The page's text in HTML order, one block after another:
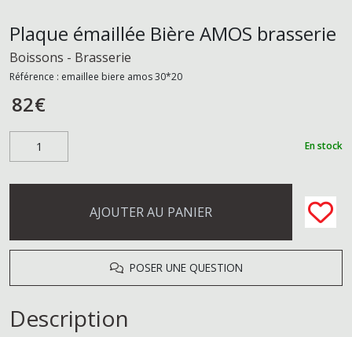
Plaque émaillée Bière AMOS brasserie
Boissons - Brasserie
Référence : emaillee biere amos 30*20
82€
En stock
AJOUTER AU PANIER
POSER UNE QUESTION
Description